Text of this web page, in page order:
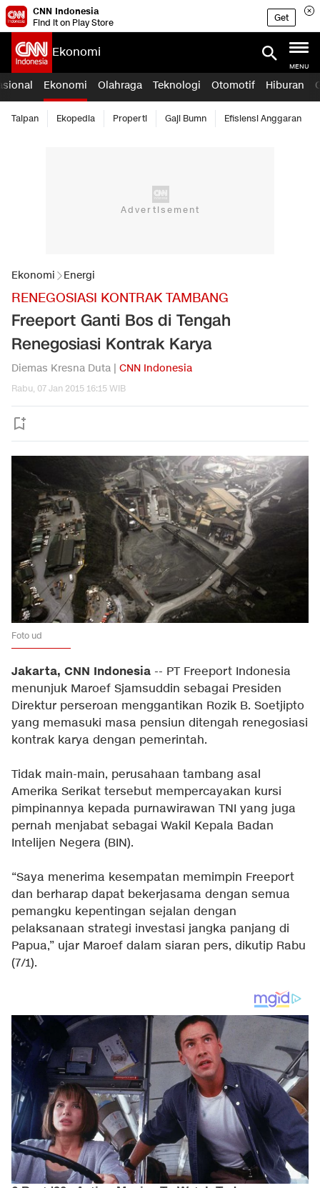
CNN Indonesia
Find it on Play Store
Get
Ekonomi
MENU
Ekonomi Olahraga Teknologi Otomotif Hiburan
Taipan Ekopedia Properti Gaji Bumn Efisiensi Anggaran
Ekonomi Energi
RENEGOSIASI KONTRAK TAMBANG
Freeport Ganti Bos di Tengah
Renegosiasi Kontrak Karya
Diemas Kresna Duta | CNN Indonesia
Rabu, 07 Jan 2015 16:15 WIB
Foto ud
Jakarta, CNN Indonesia -- PT Freeport Indonesia
menunjuk Maroef Sjamsuddin sebagai Presiden
Direktur perseroan menggantikan Rozik B. Soetjipto
yang memasuki masa pensiun ditengah renegosiasi
kontrak karya dengan pemerintah.
Tidak main-main, perusahaan tambang asal
Amerika Serikat tersebut mempercayakan kursi
pimpinannya kepada purnawirawan TNI yang juga
pernah menjabat sebagai Wakil Kepala Badan
Intelijen Negera (BIN).
“Saya menerima kesempatan memimpin Freeport
dan berharap dapat bekerjasama dengan semua
pemangku kepentingan sejalan dengan
pelaksanaan strategi investasi jangka panjang di
Papua,” ujar Maroef dalam siaran pers, dikutip Rabu
(7/1).